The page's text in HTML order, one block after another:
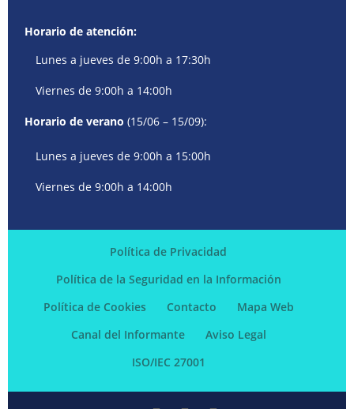
Horario de atención:
Lunes a jueves de 9:00h a 17:30h
Viernes de 9:00h a 14:00h
Horario de verano (15/06 – 15/09):
Lunes a jueves de 9:00h a 15:00h
Viernes de 9:00h a 14:00h
Política de Privacidad
Política de la Seguridad en la Información
Política de Cookies
Contacto
Mapa Web
Canal del Informante
Aviso Legal
ISO/IEC 27001